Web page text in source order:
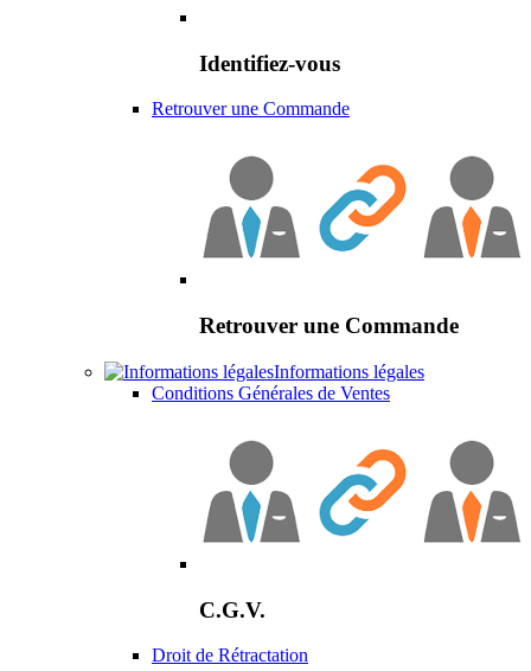
Identifiez-vous
Retrouver une Commande
Retrouver une Commande
Informations légales
Conditions Générales de Ventes
C.G.V.
Droit de Rétractation